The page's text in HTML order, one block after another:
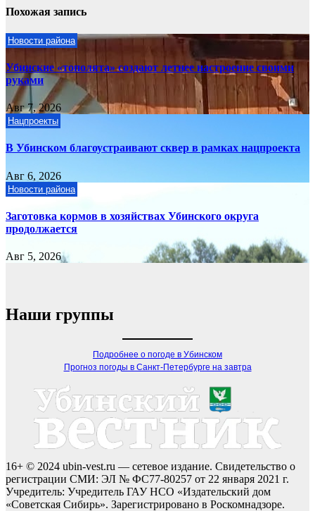
Похожая запись
Новости района
Убинские «тополята» создают летнее настроение своими
руками
Авг 7, 2026
Нацпроекты
В Убинском благоустраивают сквер в рамках нацпроекта
Авг 6, 2026
Новости района
Заготовка кормов в хозяйствах Убинского округа
продолжается
Авг 5, 2026
Наши группы
Подробнее о погоде в Убинском
Прогноз погоды в Санкт-Петербурге на завтра
16+ © 2024 ubin-vest.ru — сетевое издание. Свидетельство о
регистрации СМИ: ЭЛ № ФС77-80257 от 22 января 2021 г.
Учредитель: Учредитель ГАУ НСО «Издательский дом
«Советская Сибирь». Зарегистрировано в Роскомнадзоре.